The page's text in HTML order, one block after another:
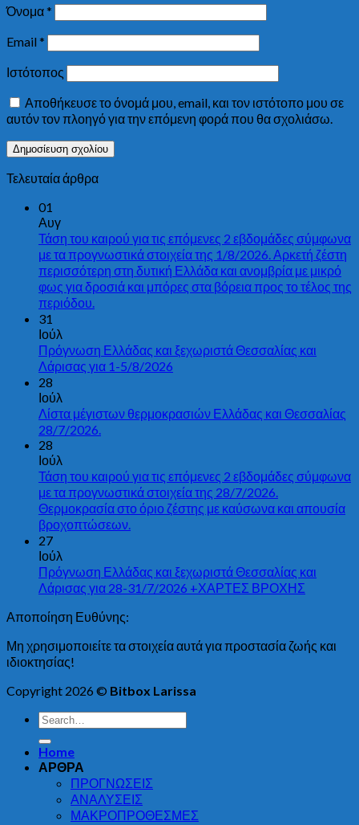
Όνομα*
Email*
Ιστότοπος
Αποθήκευσε το όνομά μου, email, και τον ιστότοπο μου σε
αυτόν τον πλοηγό για την επόμενη φορά που θα σχολιάσω.
Τελευταία άρθρα
01
Αυγ
Τάση του καιρού για τις επόμενες 2 εβδομάδες σύμφωνα
με τα προγνωστικά στοιχεία της 1/8/2026. Αρκετή ζέστη
περισσότερη στη δυτική Ελλάδα και ανομβρία με μικρό
φως για δροσιά και μπόρες στα βόρεια προς το τέλος της
περιόδου.
31
Ιούλ
Πρόγνωση Ελλάδας και ξεχωριστά Θεσσαλίας και
Λάρισας για 1-5/8/2026
28
Ιούλ
Λίστα μέγιστων θερμοκρασιών Ελλάδας και Θεσσαλίας
28/7/2026.
28
Ιούλ
Τάση του καιρού για τις επόμενες 2 εβδομάδες σύμφωνα
με τα προγνωστικά στοιχεία της 28/7/2026.
Θερμοκρασία στο όριο ζέστης με καύσωνα και απουσία
βροχοπτώσεων.
27
Ιούλ
Πρόγνωση Ελλάδας και ξεχωριστά Θεσσαλίας και
Λάρισας για 28-31/7/2026 +ΧΑΡΤΕΣ ΒΡΟΧΗΣ
Αποποίηση Ευθύνης:
Μη χρησιμοποιείτε τα στοιχεία αυτά για προστασία ζωής και
ιδιοκτησίας!
Copyright 2026 © Bitbox Larissa
Home
ΑΡΘΡΑ
ΠΡΟΓΝΩΣΕΙΣ
ΑΝΑΛΥΣΕΙΣ
ΜΑΚΡΟΠΡΟΘΕΣΜΕΣ